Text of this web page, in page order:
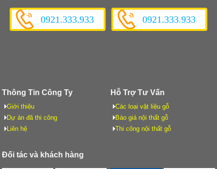
0921.333.933 0921.333.933
Thông Tin Công Ty
Giới thiệu
Dự án đã thi công
Liên hệ
Hỗ Trợ Tư Vấn
Các loại vật liệu gỗ
Báo giá nội thất gỗ
Thi công nội thất gỗ
Đối tác và khách hàng